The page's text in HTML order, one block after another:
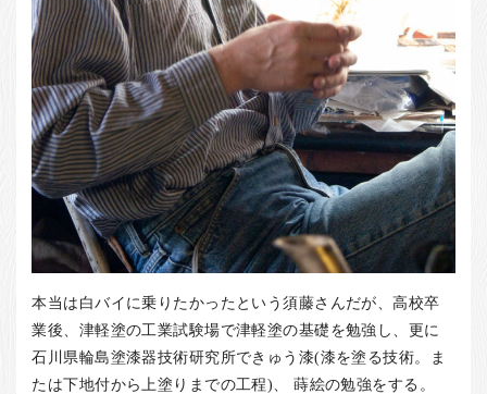
本当は白バイに乗りたかったという須藤さんだが、高校卒
業後、津軽塗の工業試験場で津軽塗の基礎を勉強し、更に
石川県輪島塗漆器技術研究所できゅう漆(漆を塗る技術。ま
たは下地付から上塗りまでの工程)、 蒔絵の勉強をする。